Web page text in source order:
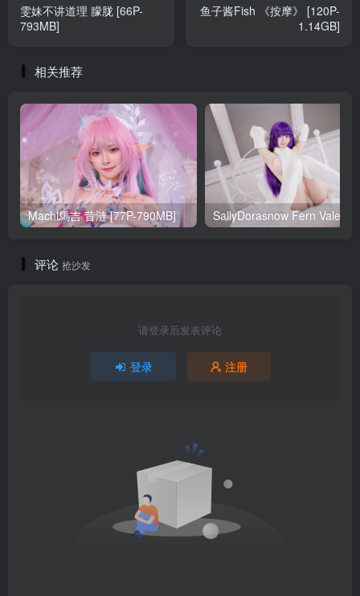
雯妹不讲道理 朦胧 [66P-
793MB]
鱼子酱Fish 《按摩》 [120P-
1.14GB]
相关推荐
Machi馬吉 昔涟 [77P-790MB]
评论 抢沙发
请登录后发表评论
登录 注册